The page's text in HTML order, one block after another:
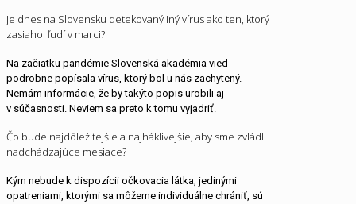
Je dnes na Slovensku detekovaný iný vírus ako ten, ktorý
zasiahol ľudí v marci?
Na začiatku pandémie Slovenská akadémia vied
podrobne popísala vírus, ktorý bol u nás zachytený.
Nemám informácie, že by takýto popis urobili aj
v súčasnosti. Neviem sa preto k tomu vyjadriť.
Čo bude najdôležitejšie a najháklivejšie, aby sme zvládli
nadchádzajúce mesiace?
Kým nebude k dispozícii očkovacia látka, jedinými
opatreniami, ktorými sa môžeme individuálne chrániť, sú